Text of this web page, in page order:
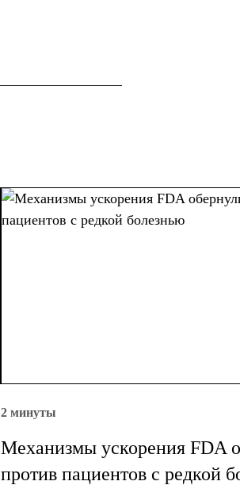
2 минуты
Механизмы ускорения FDA
против пациентов с редкой